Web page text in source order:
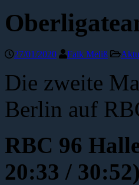
27/01/2020 Falk Meliß
Die zweite
Berlin auf
RBC 96
20:33 / 30:52)